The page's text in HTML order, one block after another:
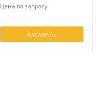
Цена по запросу
ЗАКАЗАТЬ